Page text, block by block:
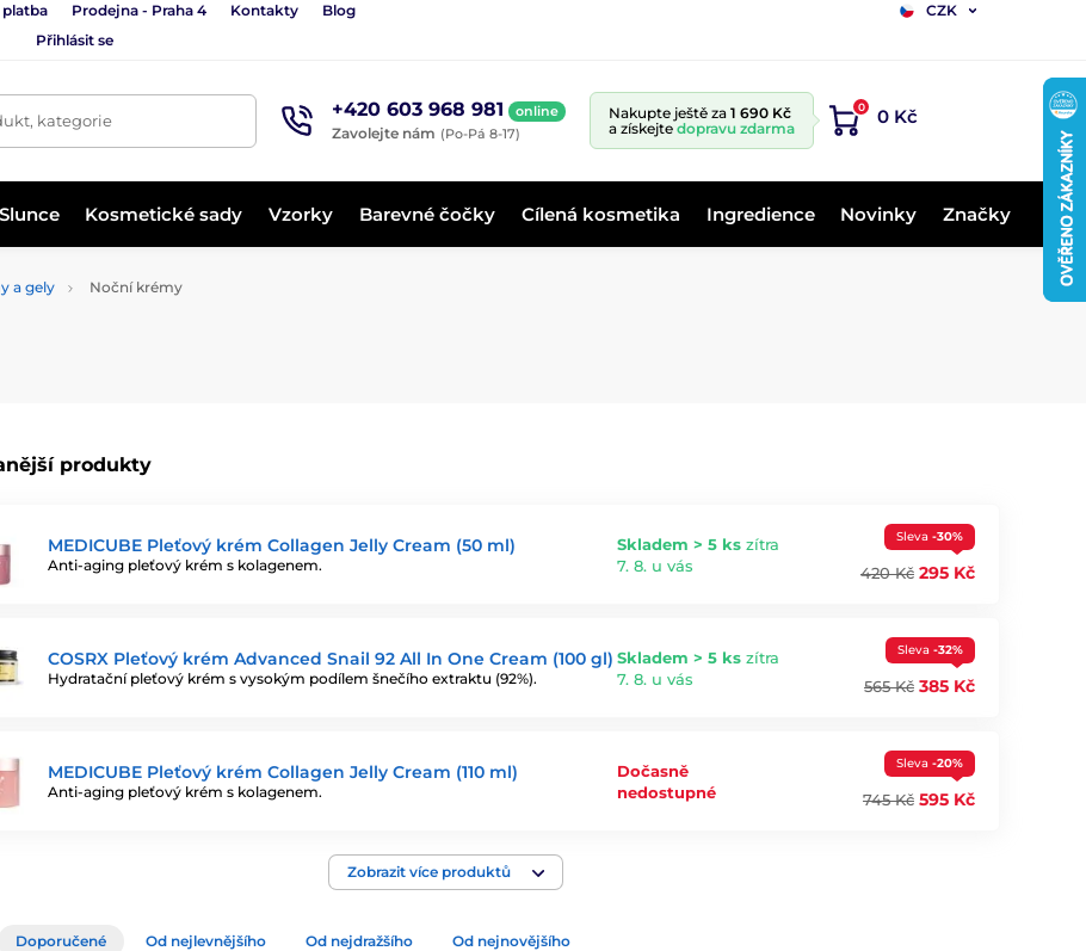
platba Prodejna - Praha 4 Kontakty Blog
CZK
Přihlásit se
kategorie +420 603 968 981 online
Zavolejte nám (Po-Pá 8-17)
Nakupte ještě za 1 690 Kč
a získejte dopravu zdarma
0 0 Kč
Slunce Kosmetické sady Vzorky Barevné čočky Cílená kosmetika Ingredience Novinky Značky
a gely Noční krémy
produkty
MEDICUBE Pleťový krém Collagen Jelly Cream (50 ml)
Anti-aging pleťový krém s kolagenem.
Skladem > 5 ks zítra
7. 8. u vás
Sleva -30%
420 Kč 295 Kč
COSRX Pleťový krém Advanced Snail 92 All In One Cream (100 gl)
Hydratační pleťový krém s vysokým podílem šnečího extraktu (92%).
Skladem > 5 ks zítra
7. 8. u vás
Sleva -32%
565 Kč 385 Kč
MEDICUBE Pleťový krém Collagen Jelly Cream (110 ml)
Anti-aging pleťový krém s kolagenem.
Dočasně
nedostupné
Sleva -20%
745 Kč 595 Kč
Zobrazit více produktů
Doporučené Od nejlevnějšího Od nejdražšího Od nejnovějšího